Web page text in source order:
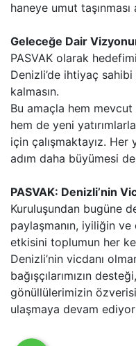
haneye umut
Geleceğe Dair
PASVAK olarak
Denizli’de ihtiyaç
kalmasın.
Bu amaçla hem
hem de yeni
için çalışmaktayız.
adım daha büyümesi
PASVAK: Denizli’nin
Kuruluşundan bugüne
paylaşmanın, iyiliğin ve
etkisini toplumun her
Denizli’nin vicdanı
bağışçılarımızın
gönüllülerimizin
ulaşmaya devam